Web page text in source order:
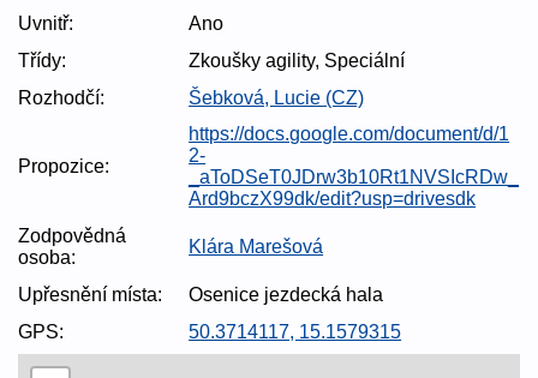
Uvnitř:
Ano
Třídy:
Zkoušky agility, Speciální
Rozhodčí:
Šebková, Lucie (CZ)
Propozice:
https://docs.google.com/document/d/1
2-
_aToDSeT0JDrw3b10Rt1NVSIcRDw_
Ard9bczX99dk/edit?usp=drivesdk
Zodpovědná
osoba:
Klára Marešová
Upřesnění místa:
Osenice jezdecká hala
GPS:
50.3714117, 15.1579315